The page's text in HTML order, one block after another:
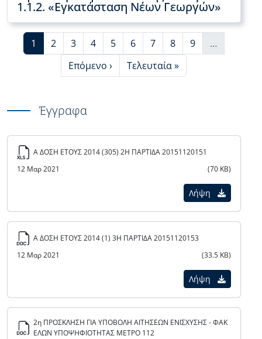
1.1.2. «Εγκατάσταση Νέων Γεωργών»
Τρέχουσα σελίδα
1 Page
2 Page
3 Page
4 Page
5 Page
6 Page
7 Page
8 Page
9
…
Next page
Επόμενο › Last page
Τελευταία »
Έγγραφα
Α ΔΟΣΗ ΕΤΟΥΣ 2014 (305) 2Η ΠΑΡΤΙΔΑ 20151120151
12 Μαρ 2021
(70 KB)
Λήψη
Α ΔΟΣΗ ΕΤΟΥΣ 2014 (1) 3Η ΠΑΡΤΙΔΑ 20151120153
12 Μαρ 2021
(33.5 KB)
Λήψη
2η ΠΡΟΣΚΛΗΣΗ ΓΙΑ ΥΠΟΒΟΛΗ ΑΙΤΗΣΕΩΝ ΕΝΙΣΧΥΣΗΣ - ΦΑΚ
ΕΛΩΝ ΥΠΟΨΗΦΙΟΤΗΤΑΣ ΜΕΤΡΟ 112